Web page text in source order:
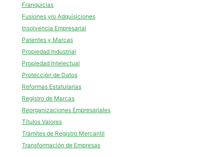
Franquicias
Fusiones y/o Adquisiciones
Insolvencia Empresarial
Patentes y Marcas
Propiedad Industrial
Propiedad Intelectual
Protección de Datos
Reformas Estatutarias
Registro de Marcas
Reorganizaciones Empresariales
Títulos Valores
Trámites de Registro Mercantil
Transformación de Empresas